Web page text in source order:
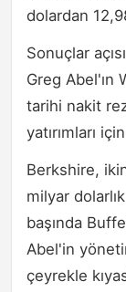
dolardan
Sonuçlar
Greg Abel'ın
tarihi nakit
yatırımları
Berkshire,
milyar
başında
Abel'in
çeyrekle